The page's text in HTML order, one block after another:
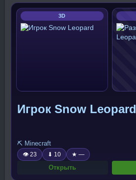
3D
Игрок Snow Leopard
⛏️ Minecraft
👁 23 ⬇ 10 ★ —
Открыть